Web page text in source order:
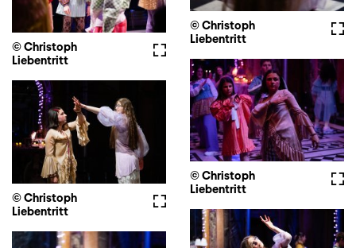
© Christoph
Liebentritt
Vollbild
© Christoph
Liebentritt
© Christoph
Liebentritt
Vollbild
© Christoph
Liebentritt